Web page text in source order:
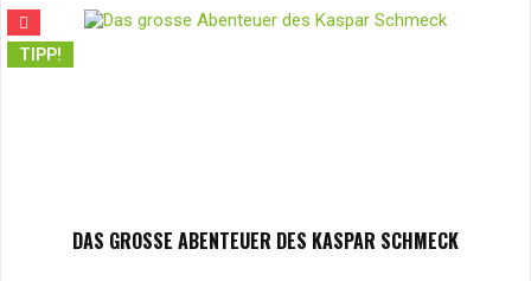
TIPP!
DAS GROSSE ABENTEUER DES KASPAR SCHMECK